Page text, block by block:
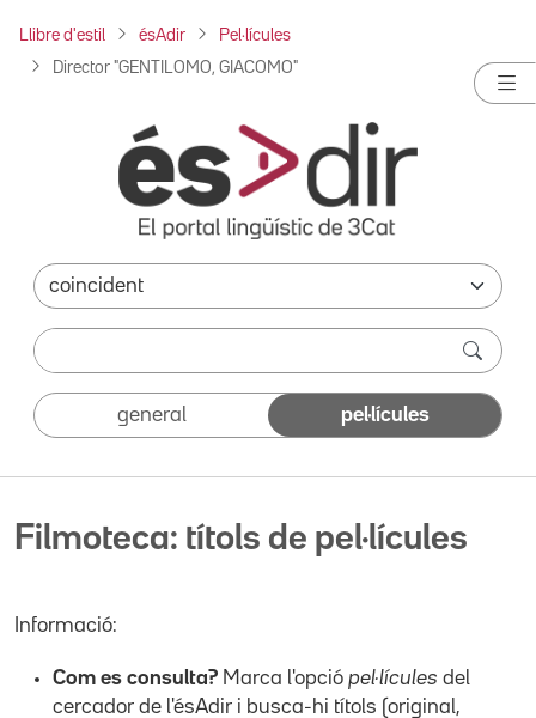
Llibre d'estil ésAdir Pel·lícules
Director "GENTILOMO, GIACOMO"
general pel·lícules
Filmoteca: títols de pel·lícules
Informació:
Com es consulta? Marca l'opció pel·lícules del
cercador de l'ésAdir i busca-hi títols (original,